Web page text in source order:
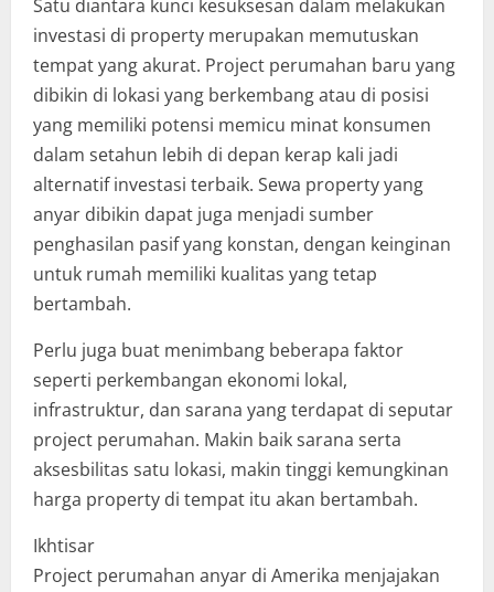
Satu diantara kunci kesuksesan dalam melakukan
investasi di property merupakan memutuskan
tempat yang akurat. Project perumahan baru yang
dibikin di lokasi yang berkembang atau di posisi
yang memiliki potensi memicu minat konsumen
dalam setahun lebih di depan kerap kali jadi
alternatif investasi terbaik. Sewa property yang
anyar dibikin dapat juga menjadi sumber
penghasilan pasif yang konstan, dengan keinginan
untuk rumah memiliki kualitas yang tetap
bertambah.
Perlu juga buat menimbang beberapa faktor
seperti perkembangan ekonomi lokal,
infrastruktur, dan sarana yang terdapat di seputar
project perumahan. Makin baik sarana serta
aksesbilitas satu lokasi, makin tinggi kemungkinan
harga property di tempat itu akan bertambah.
Ikhtisar
Project perumahan anyar di Amerika menjajakan